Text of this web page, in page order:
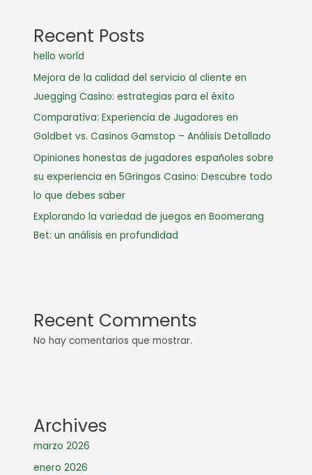
Recent Posts
hello world
Mejora de la calidad del servicio al cliente en
Juegging Casino: estrategias para el éxito
Comparativa: Experiencia de Jugadores en
Goldbet vs. Casinos Gamstop – Análisis Detallado
Opiniones honestas de jugadores españoles sobre
su experiencia en 5Gringos Casino: Descubre todo
lo que debes saber
Explorando la variedad de juegos en Boomerang
Bet: un análisis en profundidad
Recent Comments
No hay comentarios que mostrar.
Archives
marzo 2026
enero 2026